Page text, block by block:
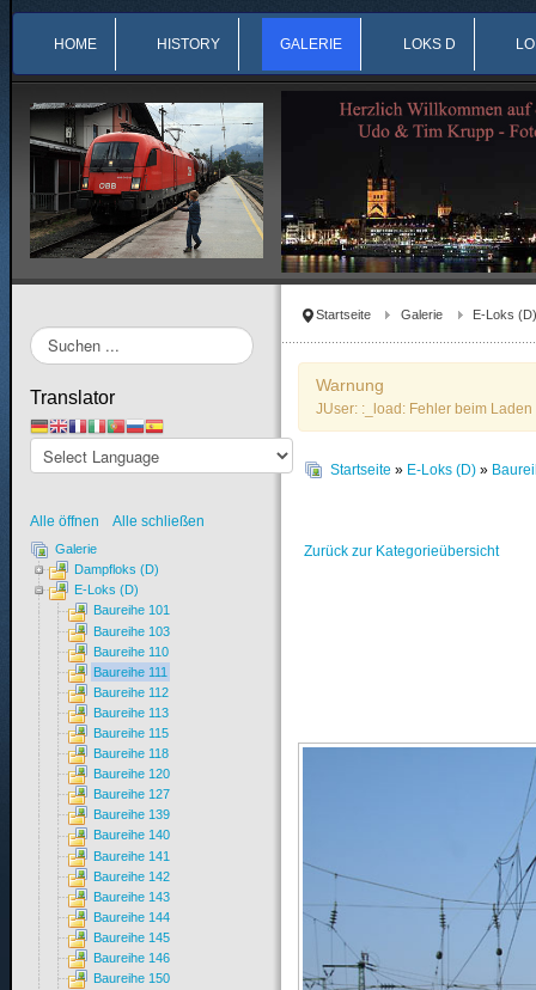
HOME HISTORY GALERIE LOKS D
Startseite Galerie E-Loks (D)
Warnung
JUser: :_load: Fehler beim
Startseite » E-Loks (D) »
Zurück zur Kategorieübersicht
Suchen
...
Translator
Alle öffnen Alle schließen
Galerie
Dampfloks (D)
E-Loks (D)
Baureihe 101
Baureihe 103
Baureihe 110
Baureihe 111
Baureihe 112
Baureihe 113
Baureihe 115
Baureihe 118
Baureihe 120
Baureihe 127
Baureihe 139
Baureihe 140
Baureihe 141
Baureihe 142
Baureihe 143
Baureihe 144
Baureihe 145
Baureihe 146
Baureihe 150